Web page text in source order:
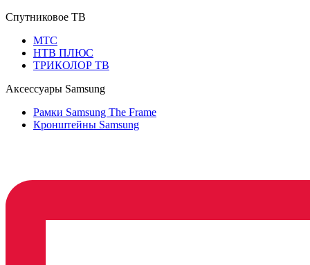
Спутниковое ТВ
МТС
НТВ ПЛЮС
ТРИКОЛОР ТВ
Аксессуары Samsung
Рамки Samsung The Frame
Кронштейны Samsung